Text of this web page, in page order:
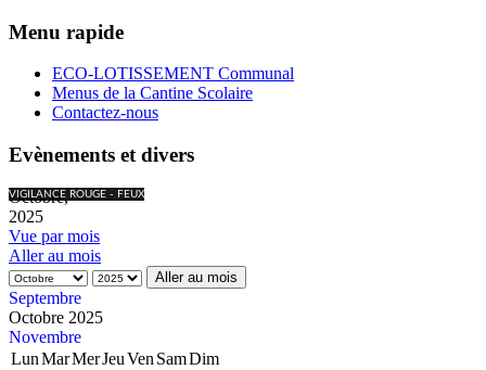
Menu rapide
ECO-LOTISSEMENT Communal
Menus de la Cantine Scolaire
Contactez-nous
Evènements et divers
VIGILANCE ROUGE - FEUX
Octobre,
2025
Vue par mois
Aller au mois
Aller au mois
Septembre
Octobre 2025
Novembre
LunMarMerJeuVen SamDim